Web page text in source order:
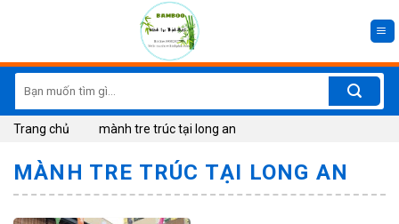
for:
Trang chủ mành tre trúc tại long an
MÀNH TRE TRÚC TẠI LONG AN